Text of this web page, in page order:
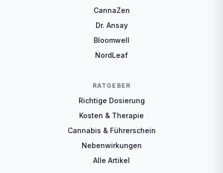
CannaZen
Dr. Ansay
Bloomwell
NordLeaf
RATGEBER
Richtige Dosierung
Kosten & Therapie
Cannabis & Führerschein
Nebenwirkungen
Alle Artikel